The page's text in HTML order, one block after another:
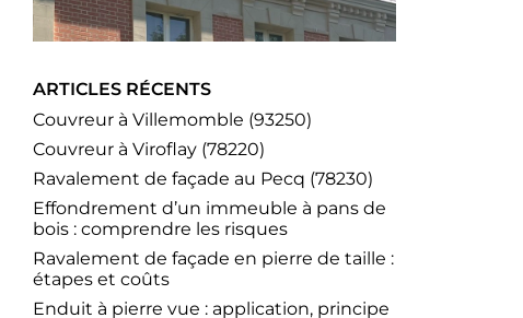
ARTICLES RÉCENTS
Couvreur à Villemomble (93250)
Couvreur à Viroflay (78220)
Ravalement de façade au Pecq (78230)
Effondrement d’un immeuble à pans de
bois : comprendre les risques
Ravalement de façade en pierre de taille :
étapes et coûts
Enduit à pierre vue : application, principe